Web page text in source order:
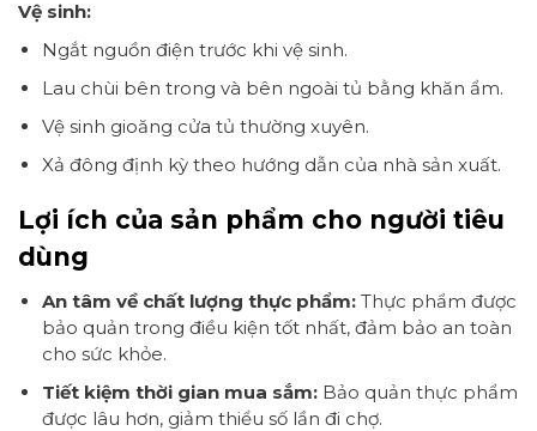
Vệ sinh:
Ngắt nguồn điện trước khi vệ sinh.
Lau chùi bên trong và bên ngoài tủ bằng khăn ẩm.
Vệ sinh gioăng cửa tủ thường xuyên.
Xả đông định kỳ theo hướng dẫn của nhà sản xuất.
Lợi ích của sản phẩm cho người tiêu
dùng
An tâm về chất lượng thực phẩm:Thực phẩm được
bảo quản trong điều kiện tốt nhất, đảm bảo an toàn
cho sức khỏe.
Tiết kiệm thời gian mua sắm:Bảo quản thực phẩm
được lâu hơn, giảm thiểu số lần đi chợ.